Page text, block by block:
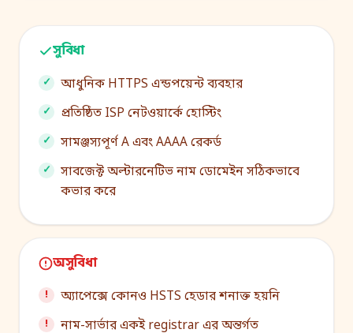
সুবিধা
আধুনিক HTTPS এন্ডপয়েন্ট ব্যবহার
প্রতিষ্ঠিত ISP নেটওয়ার্কে হোস্টিং
সামঞ্জস্যপূর্ণ A এবং AAAA রেকর্ড
সাবজেক্ট অল্টারনেটিভ নাম ডোমেইন সঠিকভাবে
কভার করে
অসুবিধা
অ্যাপেক্সে কোনও HSTS হেডার শনাক্ত হয়নি
নাম-সার্ভার একই registrar এর অন্তর্গত